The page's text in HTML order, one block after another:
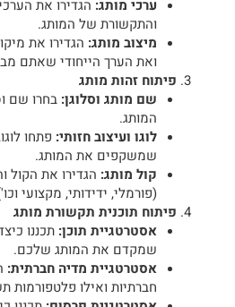
ערכי מותג: הגדירו את
והתקשורת של המותג.
מיצוב מותג: הגדירו את
ואת הערך הייחודי שאתם
פיתוח זהות מותג
שם מותג וסלוגן: בחרו שם
המותג.
לוגו ועיצוב חזותי: פתחו
שמשקפים את המותג.
קול מותג: הגדירו את הקול
(פורמלי, ידידותי, מקצועי
פיתוח תוכנית תקשורת מותג
אסטרטגיית תוכן: תכננו
שמקדם את המותג שלכם.
אסטרטגיית מדיה חברתית:
חברתיות ואילו פלטפורמות